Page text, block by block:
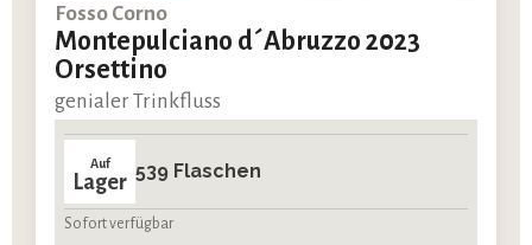
Fosso Corno
Montepulciano d´Abruzzo 2023
Orsettino
genialer Trinkfluss
Auf
Lager 539 Flaschen
Sofort verfügbar